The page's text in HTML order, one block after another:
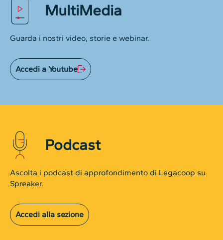
MultiMedia
Guarda i nostri video, storie e webinar.
Accedi a Youtube
Podcast
Ascolta i podcast di approfondimento di Legacoop su
Spreaker.
Accedi alla sezione